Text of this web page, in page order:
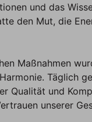
und das
den Mut, die
Maßnahmen
Täglich
Qualität und
unserer